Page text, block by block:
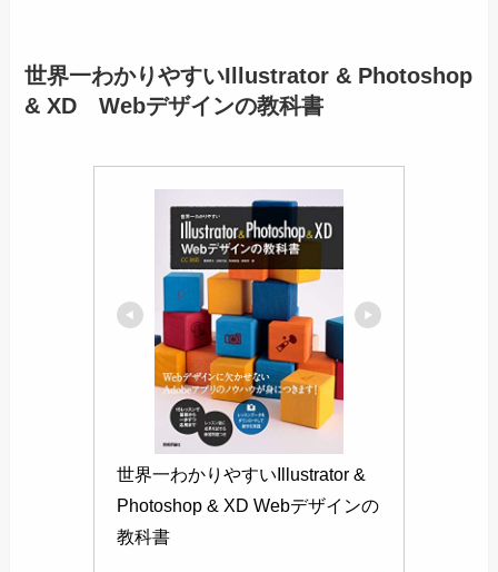
世界一わかりやすいIllustrator & Photoshop
& XD Webデザインの教科書
世界一わかりやすいIllustrator &
Photoshop & XD Webデザインの
教科書